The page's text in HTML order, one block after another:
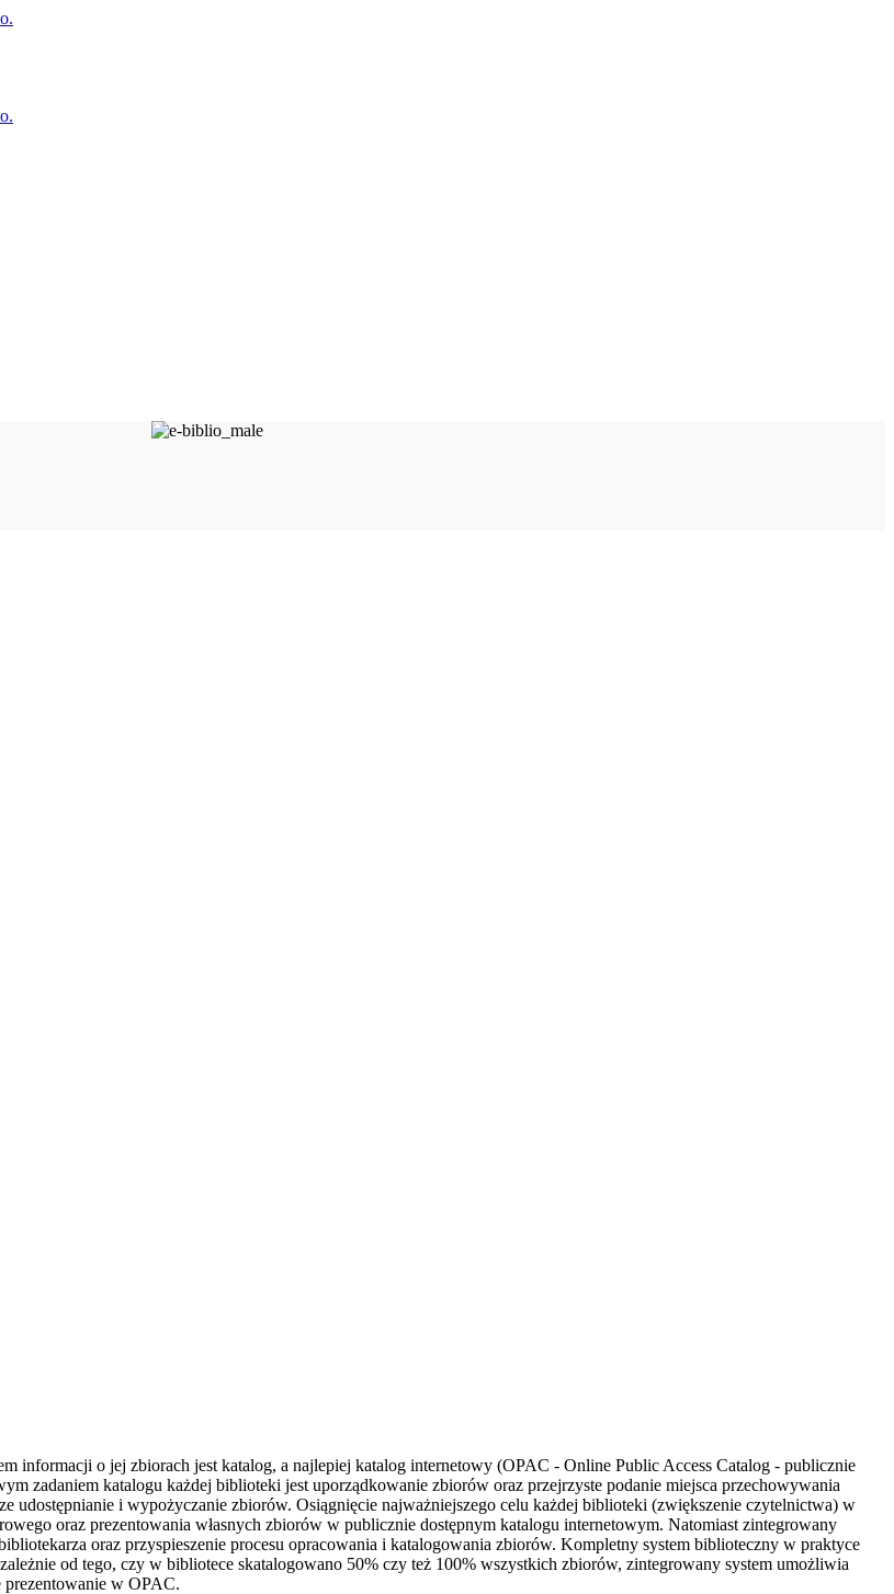
informacji o jej zbiorach jest katalog, a najlepiej katalog internetowy (OPAC - Online Public Access Catalog - publicznie
zadaniem katalogu każdej biblioteki jest uporządkowanie zbiorów oraz przejrzyste podanie miejsca przechowywania
udostępnianie i wypożyczanie zbiorów. Osiągnięcie najważniejszego celu każdej biblioteki (zwiększenie czytelnictwa) w
oraz prezentowania własnych zbiorów w publicznie dostępnym katalogu internetowym. Natomiast zintegrowany
oraz przyspieszenie procesu opracowania i katalogowania zbiorów. Kompletny system biblioteczny w praktyce
od tego, czy w bibliotece skatalogowano 50% czy też 100% wszystkich zbiorów, zintegrowany system umożliwia
prezentowanie w OPAC.